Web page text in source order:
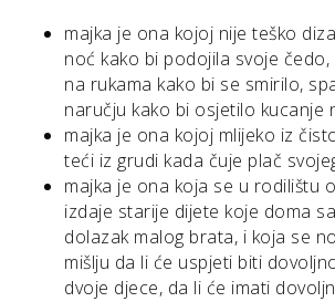
majka je ona kojoj nije teško
noć kako bi podojila svoje
na rukama kako bi se smirilo,
naručju kako bi osjetilo kucanje
majka je ona kojoj mlijeko iz
teći iz grudi kada čuje plač
majka je ona koja se u rodilištu
izdaje starije dijete koje doma
dolazak malog brata, i koja se
mišlju da li će uspjeti biti
dvoje djece, da li će imati